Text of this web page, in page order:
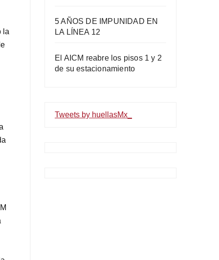
la
5 AÑOS DE IMPUNIDAD EN
LA LÍNEA 12
El AICM reabre los pisos 1 y 2
de su estacionamiento
Tweets by huellasMx_